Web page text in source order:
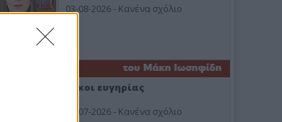
03-08-2026 - Κανένα σχόλιο
Οίκοι ευγηρίας
24-07-2026 - Κανένα σχόλιο